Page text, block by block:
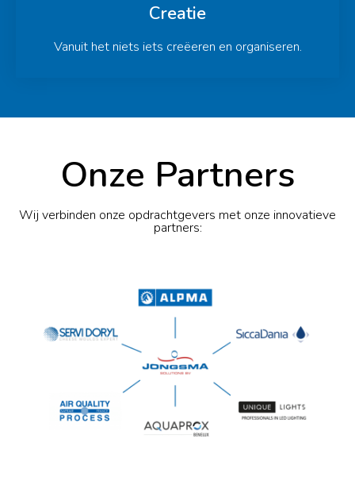
Creatie
Vanuit het niets iets creëeren en organiseren.
Onze Partners
Wij verbinden onze opdrachtgevers met onze innovatieve
partners: